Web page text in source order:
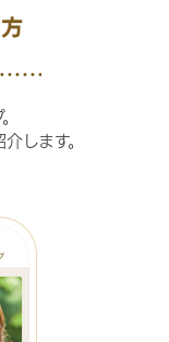
します。